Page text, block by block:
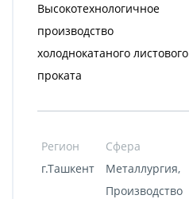
Высокотехнологичное
производство
холоднокатаного листового
проката
Регион Сфера
г.Ташкент
Металлургия,
Производство